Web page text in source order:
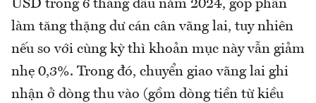
USD trong 6 tháng đầu năm 2024, góp phần
làm tăng thặng dư cán cân vãng lai, tuy nhiên
nếu so với cùng kỳ thì khoản mục này vẫn giảm
nhẹ 0,3%. Trong đó, chuyển giao vãng lai ghi
nhận ở dòng thu vào (gồm dòng tiền từ kiều